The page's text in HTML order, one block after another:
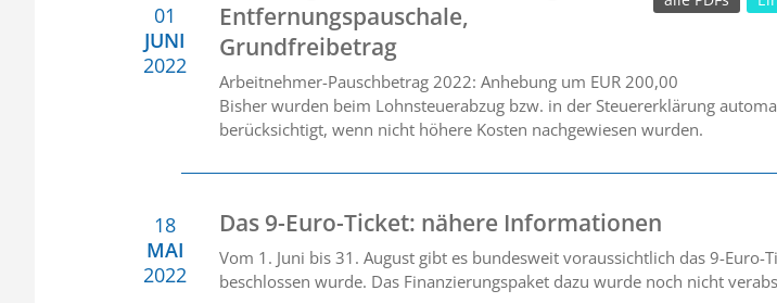
01
JUNI
2022
Entfernungspauschale,
Grundfreibetrag
Arbeitnehmer-Pauschbetrag 2022: Anhebung um EUR 200,00
Bisher wurden beim Lohnsteuerabzug bzw. in der Steuererklärung
berücksichtigt, wenn nicht höhere Kosten nachgewiesen wurden.
18
MAI
2022
Das 9-Euro-Ticket: nähere Informationen
Vom 1. Juni bis 31. August gibt es bundesweit voraussichtlich das 9-Euro-
beschlossen wurde. Das Finanzierungspaket dazu wurde noch nicht